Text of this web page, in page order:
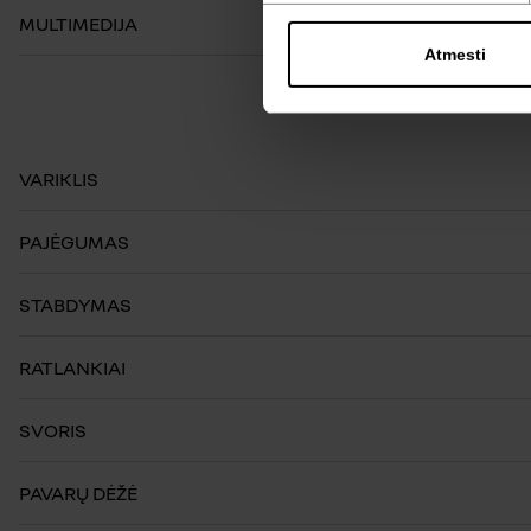
Atmesti
MULTIMEDIJA
VARIKLIS
PAJĖGUMAS
STABDYMAS
RATLANKIAI
SVORIS
PAVARŲ DĖŽĖ